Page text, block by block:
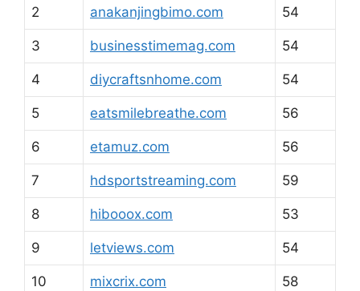
2 anakanjingbimo.com 54
3 businesstimemag.com 54
4 diycraftsnhome.com 54
5 eatsmilebreathe.com 56
6 etamuz.com 56
7 hdsportstreaming.com 59
8 hibooox.com 53
9 letviews.com 54
10 mixcrix.com 58